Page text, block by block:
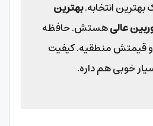
انتخابه.بهترین
عالیهستش. حافظه
و قیمتش منطقیه. کیفیت
خوبی هم داره.